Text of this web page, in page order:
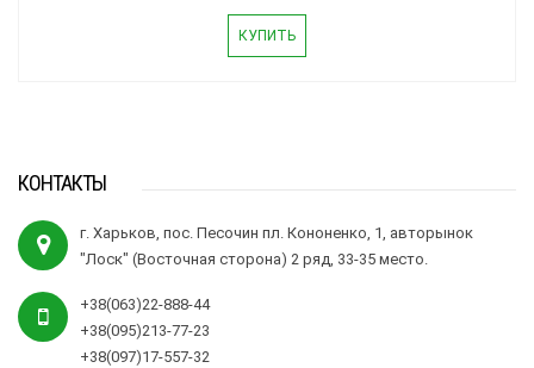
КУПИТЬ
КОНТАКТЫ
г. Харьков, пос. Песочин пл. Кононенко, 1, авторынок
"Лоск" (Восточная сторона) 2 ряд, 33-35 место.
+38(063)22-888-44
+38(095)213-77-23
+38(097)17-557-32